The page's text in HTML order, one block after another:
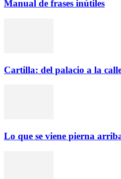
Manual de frases inútiles
Cartilla: del palacio a la
Lo que se viene pierna